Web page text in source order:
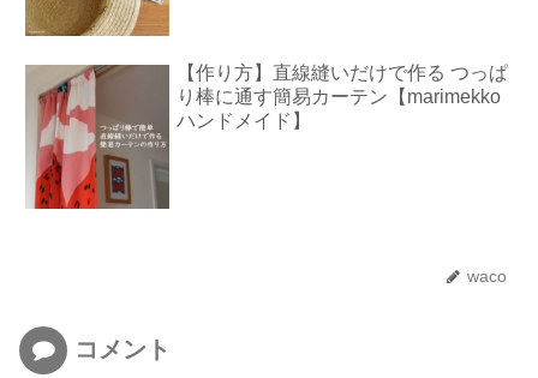
【作り方】直線縫いだけで作る つっぱ
り棒に通す簡易カーテン【marimekko
ハンドメイド】
waco
コメント